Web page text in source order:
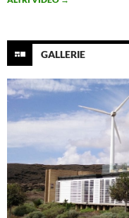
GALLERIE